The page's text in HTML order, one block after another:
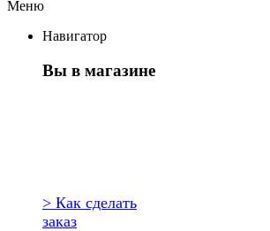
Меню
Навигатор
Вы в магазине
> Как сделать
заказ